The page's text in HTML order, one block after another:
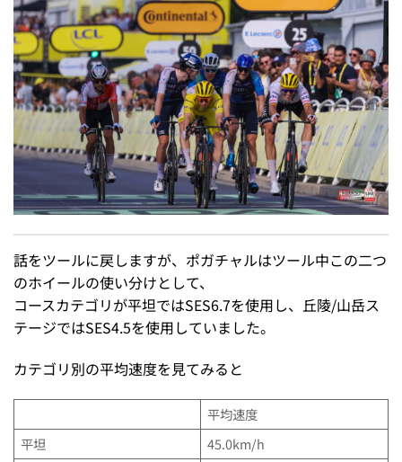
話をツールに戻しますが、ポガチャルはツール中この二つ
のホイールの使い分けとして、
コースカテゴリが平坦ではSES6.7を使用し、丘陵/山岳ス
テージではSES4.5を使用していました。
カテゴリ別の平均速度を見てみると
平均速度
平坦
45.0km/h